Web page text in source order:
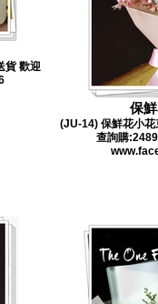
貨 歡迎
保
(JU-14) 保鮮花小
查詢購